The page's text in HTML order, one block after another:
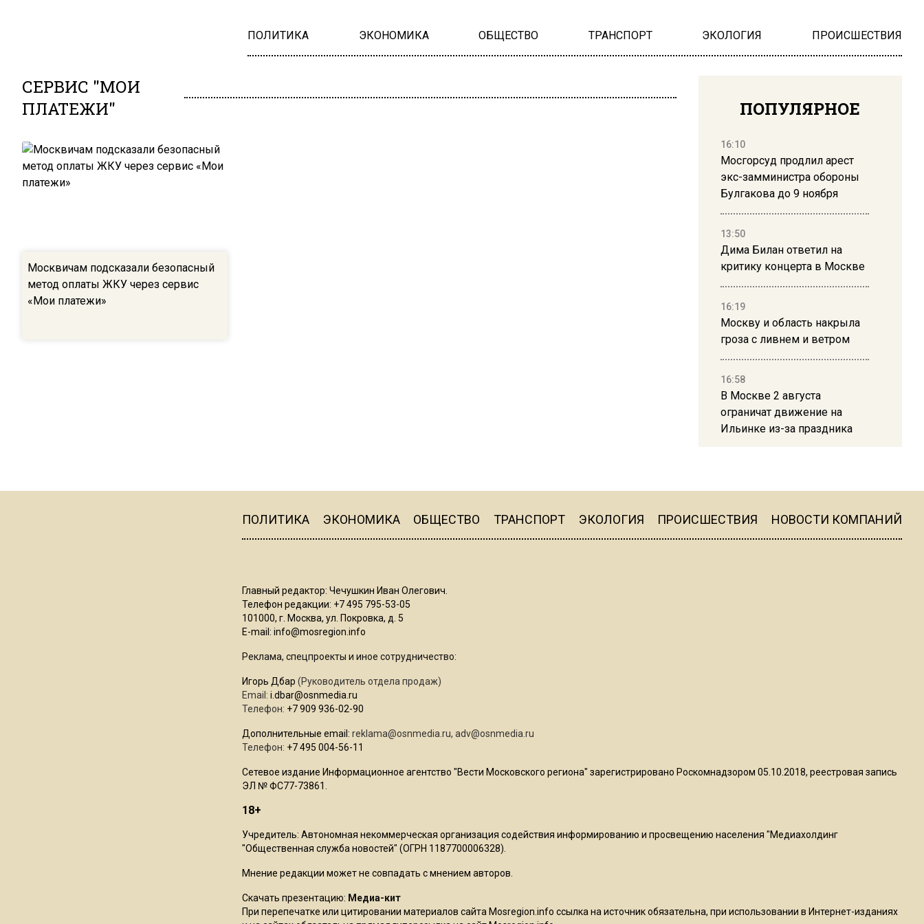
ПОЛИТИКА ЭКОНОМИКА ОБЩЕСТВО ТРАНСПОРТ ЭКОЛОГИЯ ПРОИСШЕСТВИЯ
СЕРВИС "МОИ
ПЛАТЕЖИ"
Москвичам подсказали безопасный
метод оплаты ЖКУ через сервис
«Мои платежи»
ПОПУЛЯРНОЕ
16:10
Мосгорсуд продлил арест
экс-замминистра обороны
Булгакова до 9 ноября
13:50
Дима Билан ответил на
критику концерта в Москве
16:19
Москву и область накрыла
гроза с ливнем и ветром
16:58
В Москве 2 августа
ограничат движение на
Ильинке из-за праздника
Telegram после обвинений
Роман Терюшков назвал
ПОЛИТИКА ЭКОНОМИКА ОБЩЕСТВО ТРАНСПОРТ ЭКОЛОГИЯ ПРОИСШЕСТВИЯ НОВОСТИ КОМПАНИЙ
Главный редактор: Чечушкин Иван Олегович.
Телефон редакции: +7 495 795-53-05
101000, г. Москва, ул. Покровка, д. 5
E-mail: info@mosregion.info
Реклама, спецпроекты и иное сотрудничество:
Игорь Дбар (Руководитель отдела продаж)
Email: i.dbar@osnmedia.ru
Телефон: +7 909 936-02-90
Дополнительные email: reklama@osnmedia.ru, adv@osnmedia.ru
Телефон: +7 495 004-56-11
Сетевое издание Информационное агентство "Вести Московского региона" зарегистрировано Роскомнадзором 05.10.2018, реестровая запись
ЭЛ № ФС77-73861.
18+
Учредитель: Автономная некоммерческая организация содействия информированию и просвещению населения "Медиахолдинг
"Общественная служба новостей" (ОГРН 1187700006328).
Мнение редакции может не совпадать с мнением авторов.
Скачать презентацию: Медиа-кит
При перепечатке или цитировании материалов сайта Mosregion.info ссылка на источник обязательна, при использовании в Интернет-изданиях